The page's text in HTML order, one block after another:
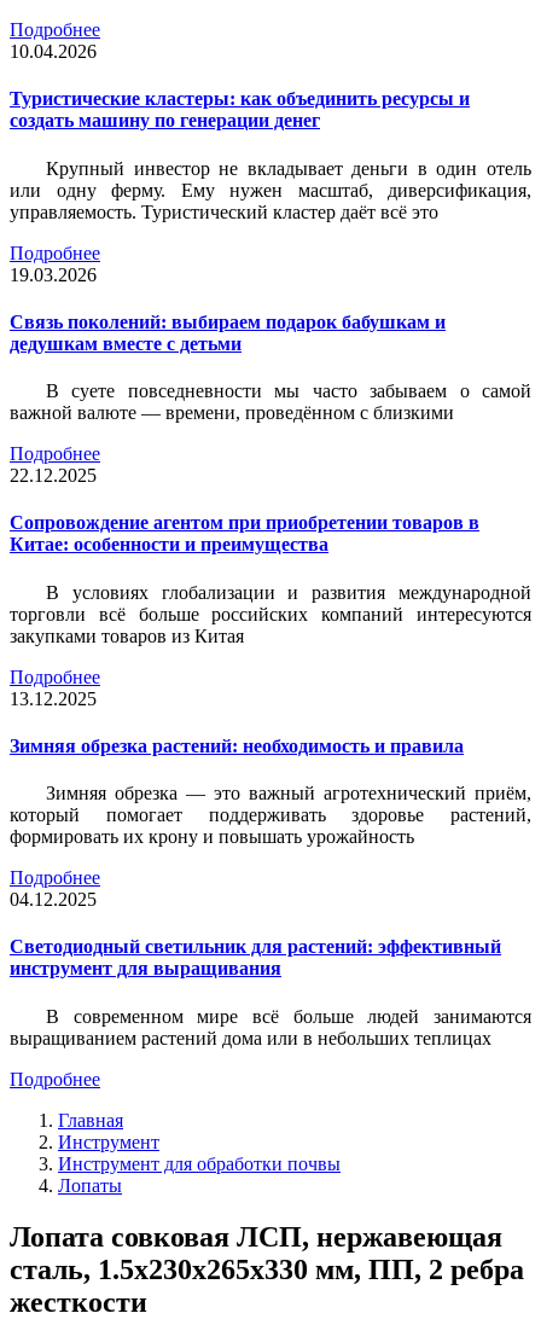
Подробнее
10.04.2026
Туристические кластеры: как объединить ресурсы и
создать машину по генерации денег
Крупный инвестор не вкладывает деньги в один отель
или одну ферму. Ему нужен масштаб, диверсификация,
управляемость. Туристический кластер даёт всё это
Подробнее
19.03.2026
Связь поколений: выбираем подарок бабушкам и
дедушкам вместе с детьми
В суете повседневности мы часто забываем о самой
важной валюте — времени, проведённом с близкими
Подробнее
22.12.2025
Сопровождение агентом при приобретении товаров в
Китае: особенности и преимущества
В условиях глобализации и развития международной
торговли всё больше российских компаний интересуются
закупками товаров из Китая
Подробнее
13.12.2025
Зимняя обрезка растений: необходимость и правила
Зимняя обрезка — это важный агротехнический приём,
который помогает поддерживать здоровье растений,
формировать их крону и повышать урожайность
Подробнее
04.12.2025
Светодиодный светильник для растений: эффективный
инструмент для выращивания
В современном мире всё больше людей занимаются
выращиванием растений дома или в небольших теплицах
Подробнее
Главная
Инструмент
Инструмент для обработки почвы
Лопаты
Лопата совковая ЛСП, нержавеющая
сталь, 1.5х230х265х330 мм, ПП, 2 ребра
жесткости